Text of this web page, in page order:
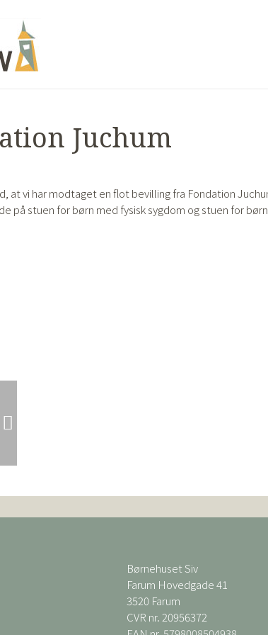
Juchum
at vi har modtaget en flot bevilling fra Fondation
på stuen for børn med fysisk sygdom og stuen for
Børnehuset Siv
Farum Hovedgade 41
3520 Farum
CVR nr. 20956372